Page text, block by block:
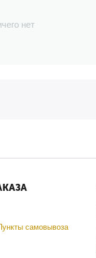
нет
самовывоза